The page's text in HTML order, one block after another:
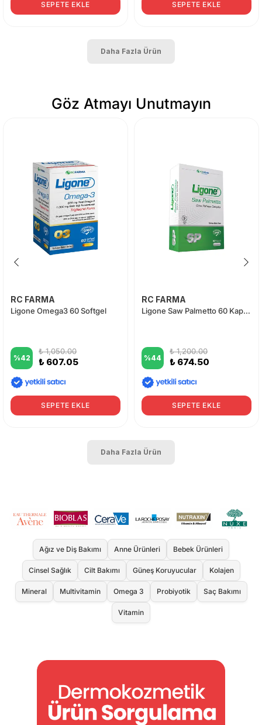
SEPETE EKLE SEPETE EKLE
Daha Fazla Ürün
Göz Atmayı Unutmayın
RC FARMA
Ligone Omega3 60 Softgel
%42
₺ 1,050.00
₺ 607.05
SEPETE EKLE
RC FARMA
Ligone Saw Palmetto 60 Kapsül
%44
₺ 1,200.00
₺ 674.50
SEPETE EKLE
Daha Fazla Ürün
Ağız ve Diş Bakımı Anne Ürünleri Bebek Ürünleri
Cinsel Sağlık Cilt Bakımı Güneş Koruyucular Kolajen
Mineral Multivitamin Omega 3 Probiyotik Saç Bakımı
Vitamin